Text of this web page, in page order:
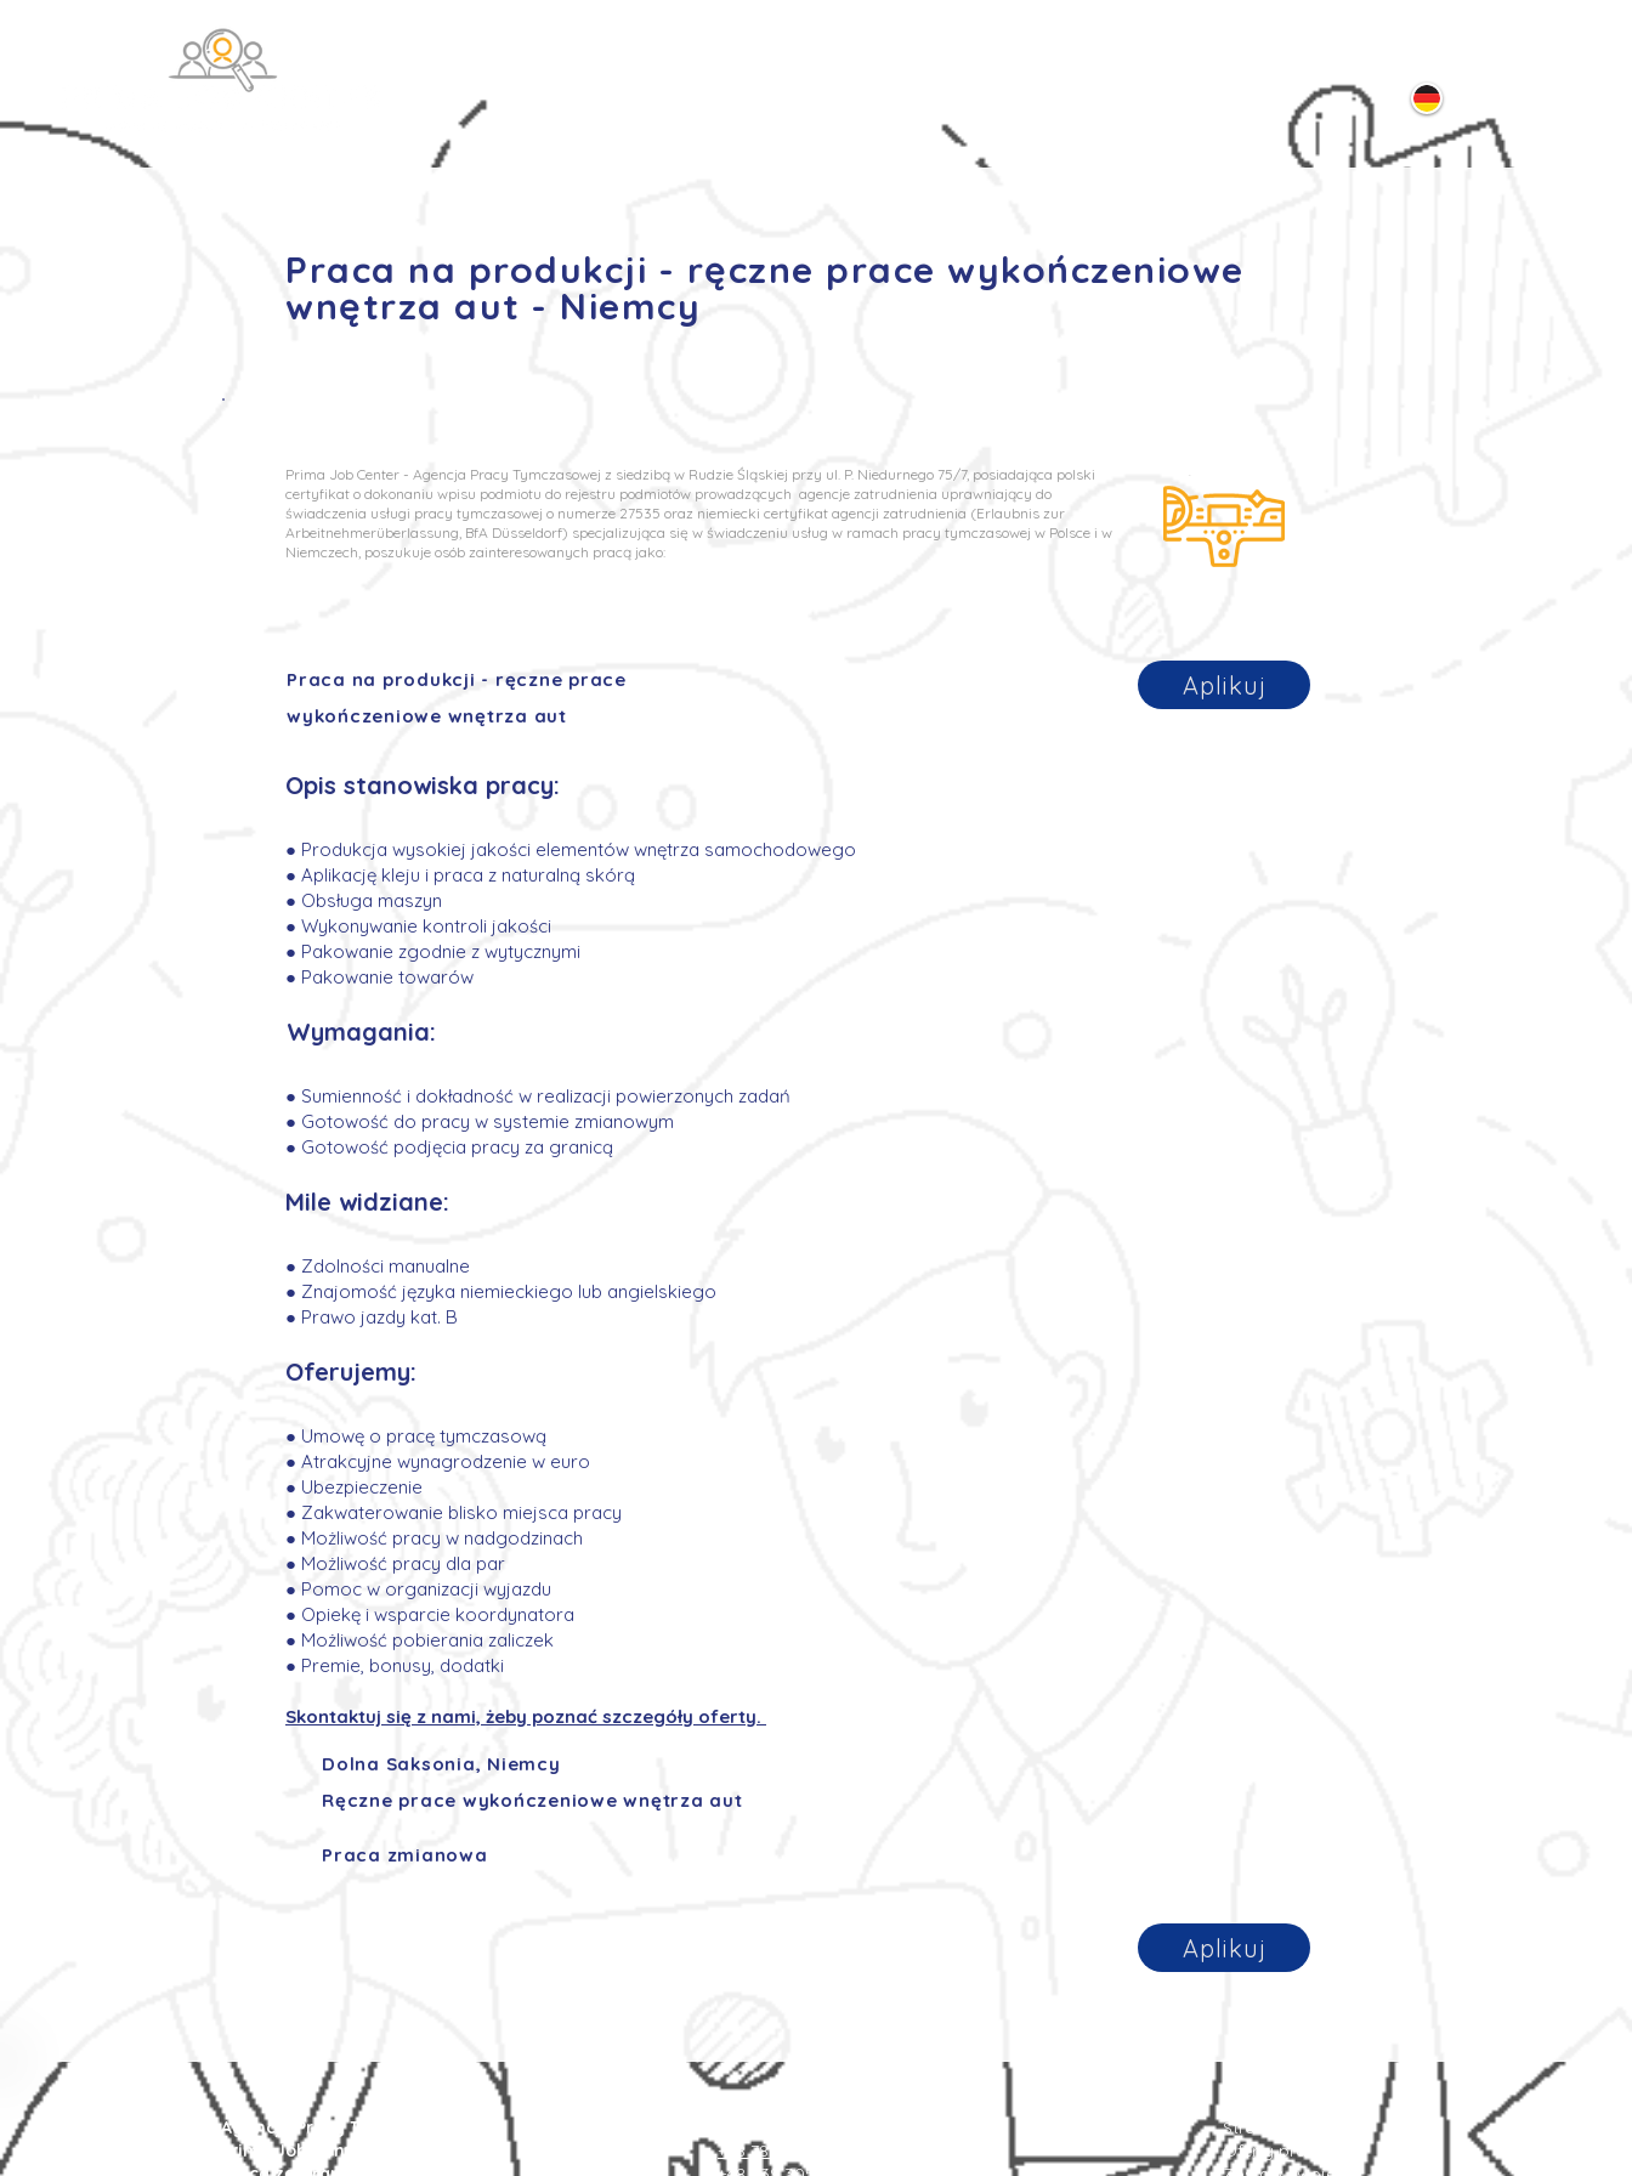
Praca na produkcji - ręczne prace wykończeniowe
wnętrza aut - Niemcy
Prima Job Center - Agencja Pracy Tymczasowej z siedzibą w Rudzie Śląskiej przy ul. P. Niedurnego 75/7, posiadająca polski
certyfikat o dokonaniu wpisu podmiotu do rejestru podmiotów prowadzących agencje zatrudnienia uprawniający do
świadczenia usługi pracy tymczasowej o numerze 27535 oraz niemiecki certyfikat agencji zatrudnienia (Erlaubnis zur
Arbeitnehmerüberlassung, BfA Düsseldorf) specjalizująca się w świadczeniu usług w ramach pracy tymczasowej w Polsce i w
Niemczech, poszukuje osób zainteresowanych pracą jako:
Praca na produkcji - ręczne prace
wykończeniowe wnętrza aut
Aplikuj
Opis stanowiska pracy:
● Produkcja wysokiej jakości elementów wnętrza samochodowego
● Aplikację kleju i praca z naturalną skórą
● Obsługa maszyn
● Wykonywanie kontroli jakości
● Pakowanie zgodnie z wytycznymi
● Pakowanie towarów
Wymagania:
● Sumienność i dokładność w realizacji powierzonych zadań
● Gotowość do pracy w systemie zmianowym
● Gotowość podjęcia pracy za granicą
Mile widziane:
● Zdolności manualne
● Znajomość języka niemieckiego lub angielskiego
● Prawo jazdy kat. B
Oferujemy:
● Umowę o pracę tymczasową​
● Atrakcyjne wynagrodzenie w euro
● Ubezpieczenie
● Zakwaterowanie blisko miejsca pracy
● Możliwość pracy w nadgodzinach
● Możliwość pracy dla par
● Pomoc w organizacji wyjazdu
● Opiekę i wsparcie koordynatora
● Możliwość pobierania zaliczek
● Premie, bonusy, dodatki
Skontaktuj się z nami, żeby poznać szczegóły oferty.
Dolna Saksonia, Niemcy
Ręczne prace wykończeniowe wnętrza aut
Praca zmianowa
Aplikuj
Agencja Pracy Tymczasowej
Prima Job Center
+48 787 084 094
Strona główna
Oferty pracy